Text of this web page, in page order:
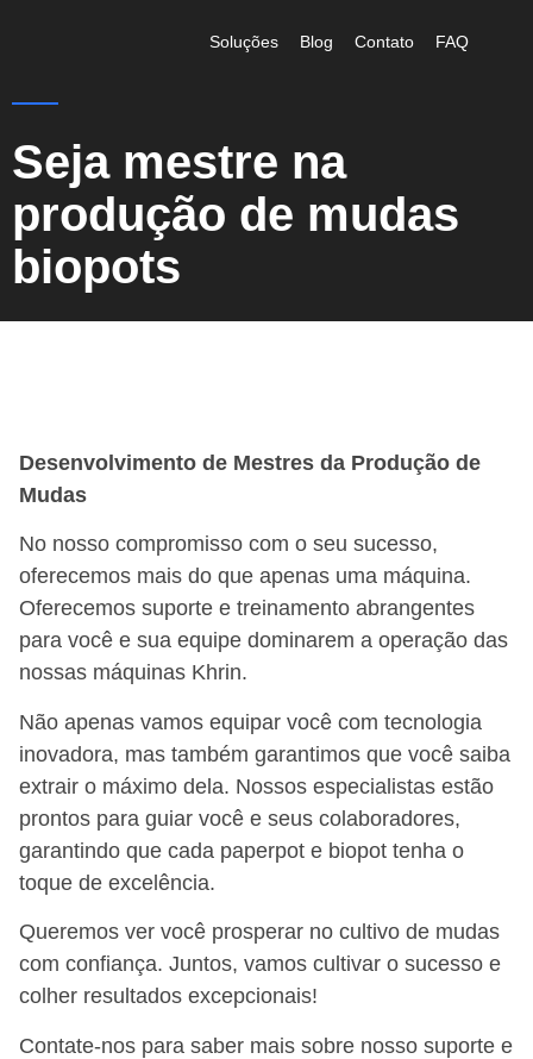
Soluções Blog Contato FAQ
Seja mestre na
produção de mudas
biopots
Desenvolvimento de Mestres da Produção de
Mudas
No nosso compromisso com o seu sucesso,
oferecemos mais do que apenas uma máquina.
Oferecemos suporte e treinamento abrangentes
para você e sua equipe dominarem a operação das
nossas máquinas Khrin.
Não apenas vamos equipar você com tecnologia
inovadora, mas também garantimos que você saiba
extrair o máximo dela. Nossos especialistas estão
prontos para guiar você e seus colaboradores,
garantindo que cada paperpot e biopot tenha o
toque de excelência.
Queremos ver você prosperar no cultivo de mudas
com confiança. Juntos, vamos cultivar o sucesso e
colher resultados excepcionais!
Contate-nos para saber mais sobre nosso suporte e